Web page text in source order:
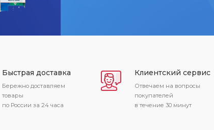
Быстрая доставка
Бережно доставляем
товары
по России за 24 часа
Клиентский сервис
Отвечаем на вопросы
покупателей
в течение 30 минут